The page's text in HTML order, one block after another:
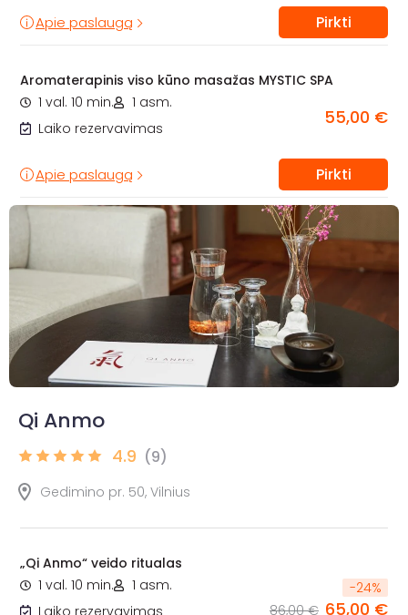
Apie paslaugą Pirkti
Aromaterapinis viso kūno masažas MYSTIC SPA
1 val. 10 min.
1 asm.
Laiko rezervavimas
55,00 €
Apie paslaugą Pirkti
Qi Anmo
4.9 (9)
Gedimino pr. 50, Vilnius
„Qi Anmo“ veido ritualas
1 val. 10 min.
1 asm.
Laiko rezervavimas
-24%
86,00 € 65,00 €